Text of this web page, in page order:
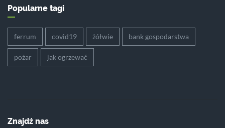
Popularne tagi
ferrum covid19 żółwie bank gospodarstwa
pożar jak ogrzewać
Znajdź nas